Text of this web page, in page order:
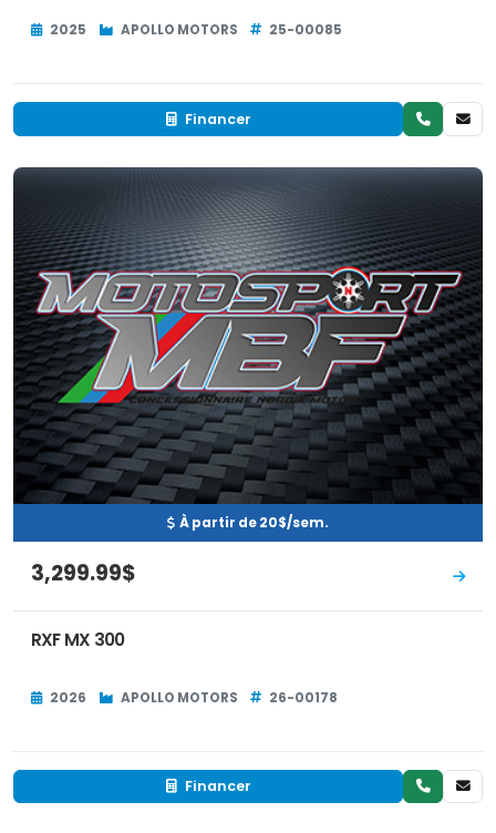
2025 APOLLO MOTORS 25-00085
Financer
Neuf
À partir de 20$/sem.
3,299.99$
RXF MX 300
2026 APOLLO MOTORS 26-00178
Financer